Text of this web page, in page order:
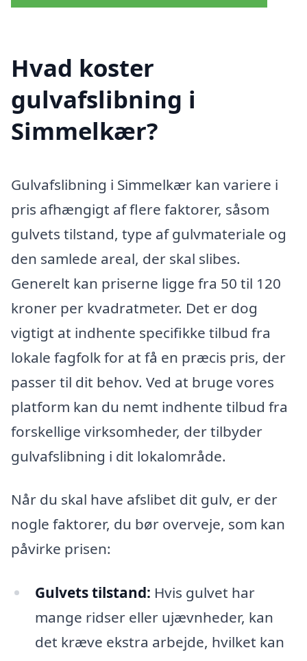
Hvad koster
gulvafslibning i
Simmelkær?
Gulvafslibning i Simmelkær kan variere i
pris afhængigt af flere faktorer, såsom
gulvets tilstand, type af gulvmateriale og
den samlede areal, der skal slibes.
Generelt kan priserne ligge fra 50 til 120
kroner per kvadratmeter. Det er dog
vigtigt at indhente specifikke tilbud fra
lokale fagfolk for at få en præcis pris, der
passer til dit behov. Ved at bruge vores
platform kan du nemt indhente tilbud fra
forskellige virksomheder, der tilbyder
gulvafslibning i dit lokalområde.
Når du skal have afslibet dit gulv, er der
nogle faktorer, du bør overveje, som kan
påvirke prisen:
Gulvets tilstand: Hvis gulvet har
mange ridser eller ujævnheder, kan
det kræve ekstra arbejde, hvilket kan